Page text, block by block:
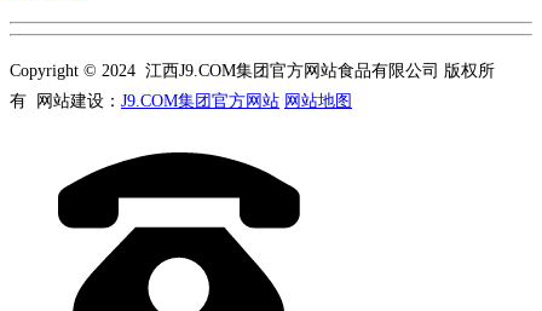
Copyright © 2024 江西J9.COM集团官方网站食品有限公司 版权所
有 网站建设： J9.COM集团官方网站 网站地图